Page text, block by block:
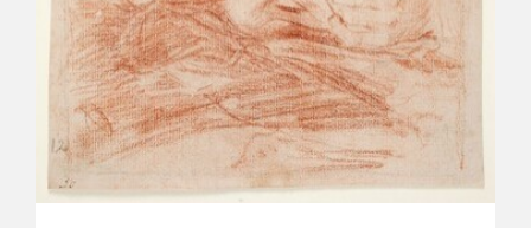
RECURSOS EDUCATIVOS
FICHAS ARASAAC